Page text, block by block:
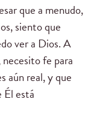
que a menudo,
siento que
ver a Dios. A
fe para
aún real, y que
Él está